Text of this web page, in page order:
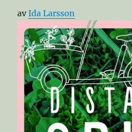
avIda Larsson